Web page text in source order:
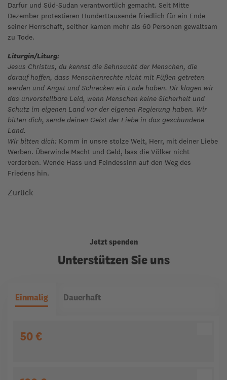
Darfur und Süd-Sudan verantwortlich gemacht. Seit Mitte
Dezember protestieren Hunderttausende friedlich für ein Ende
seiner Herrschaft, seither kamen mehr als 60 Personen gewaltsam
zu Tode.
Liturgin/Liturg:
Jesus Christus, du kennst die Sehnsucht der Menschen, die
darauf hoffen, dass Menschenrechte nicht mit Füßen getreten
werden und Angst und Schrecken ein Ende haben. Dir klagen wir
das unvorstellbare Leid, wenn Menschen keine Sicherheit und
Schutz im eigenen Land vor der eigenen Regierung haben. Wir
bitten dich, sende deinen Geist der Liebe in das geschundene
Land.
Wir bitten dich: Komm in unsre stolze Welt, Herr, mit deiner Liebe
Werben. Überwinde Macht und Geld, lass die Völker nicht
verderben. Wende Hass und Feindessinn auf den Weg des
Friedens hin.
Zurück
Jetzt spenden
Unterstützen Sie uns
Einmalig Dauerhaft
50 €